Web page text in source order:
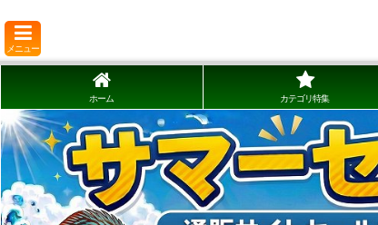
メニュー
ホーム カテゴリ特集